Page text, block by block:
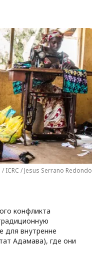
/ ICRC / Jesus Serrano Redondo
конфликта
для внутренне
Адамава), где они